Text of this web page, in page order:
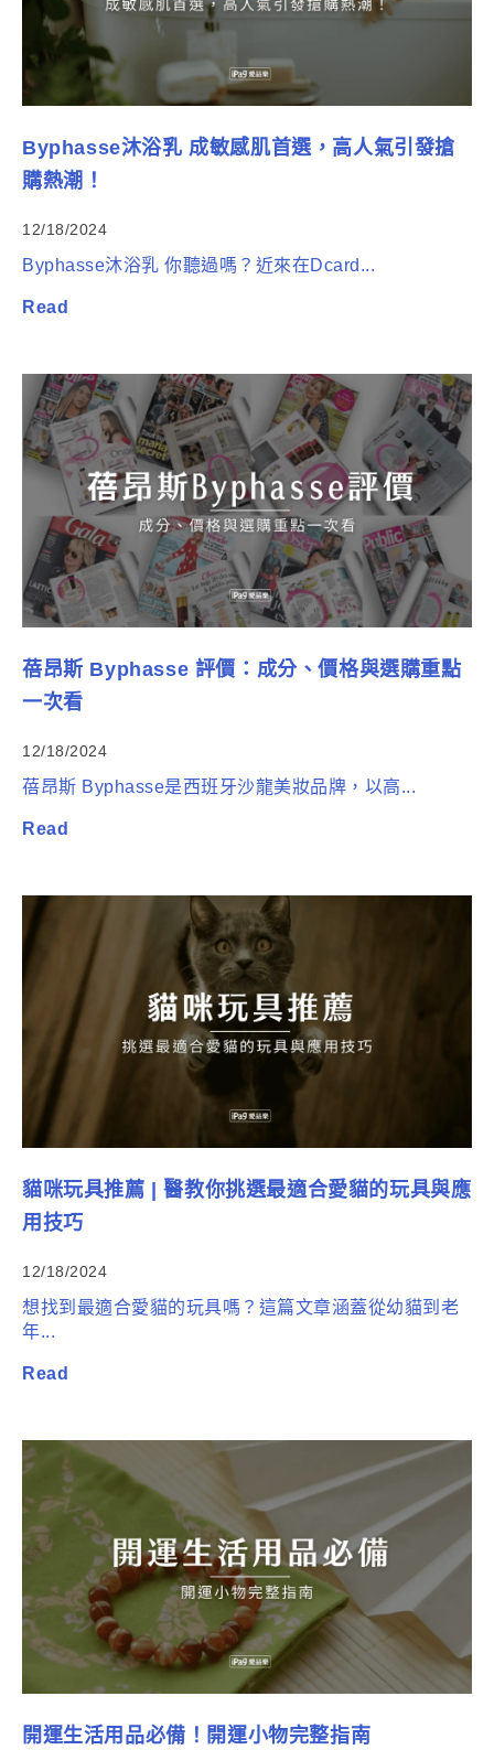
Byphasse沐浴乳 成敏感肌首選，高人氣引發搶
購熱潮！
12/18/2024
Byphasse沐浴乳 你聽過嗎？近來在Dcard...
Read
蓓昂斯 Byphasse 評價：成分、價格與選購重點
一次看
12/18/2024
蓓昂斯 Byphasse是西班牙沙龍美妝品牌，以高...
Read
貓咪玩具推薦 | 醫教你挑選最適合愛貓的玩具與應
用技巧
12/18/2024
想找到最適合愛貓的玩具嗎？這篇文章涵蓋從幼貓到老
年...
Read
開運生活用品必備！開運小物完整指南